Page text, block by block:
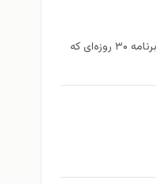
تمرین در خانه بدون تجهیزات: برنامه ۳۰ روزه‌ای که